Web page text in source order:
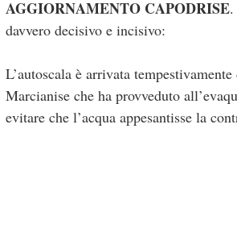
AGGIORNAMENTO CAPODRISE
davvero decisivo e incisivo:
L’autoscala è arrivata
Marcianise che ha provveduto
evitare che l’acqua appesantisse la